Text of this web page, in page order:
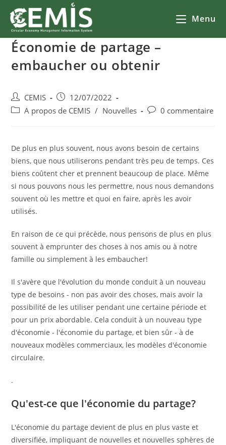
Menu
Économie de partage –
embaucher ou obtenir
CEMIS
12/07/2022
A propos de CEMIS / Nouvelles 0 commentaire
De plus en plus souvent, nous avons besoin de certains
biens, que nous utiliserons pendant très peu de temps. Ces
biens coûtent cher et prennent beaucoup de place. Même
si nous pouvons nous les permettre, nous nous demandons
souvent où les mettre et quoi en faire, après les avoir
utilisés.
En raison de ce qui précède, nous pensons de plus en plus
souvent à emprunter des choses à nos amis ou à notre
famille ou simplement à les embaucher!
Il s'avère que l'évolution du monde conduit à un nouveau
type de besoins - non pas avoir des choses, mais avoir la
possibilité de les utiliser pendant une certaine période et
pour un prix abordable. Cela conduit à un nouveau type
d'économie - l'économie du partage, et bien sûr - à de
nouveaux modèles commerciaux, les modèles d'économie
circulaire.
.
Qu'est-ce que l'économie du partage?
L'économie du partage devient de plus en plus vaste et
diversifiée, impliquant de nouvelles et nouvelles sphères de